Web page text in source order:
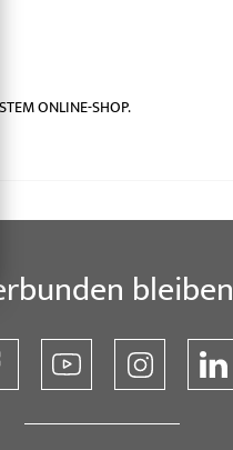
ONLINE-SHOP.
bleiben